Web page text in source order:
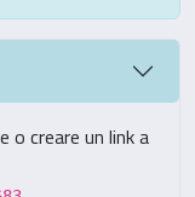
creare un link a